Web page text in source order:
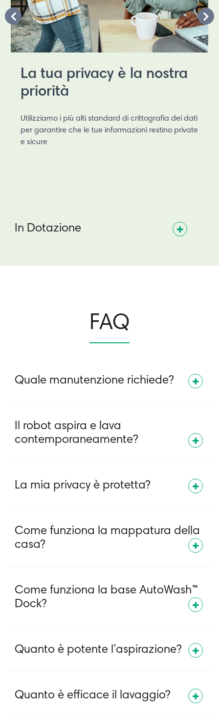
La tua privacy è la nostra
priorità
Utilizziamo i più alti standard di crittografia dei dati
per garantire che le tue informazioni restino private
e sicure
In Dotazione
FAQ
Quale manutenzione richiede?
Il robot aspira e lava
contemporaneamente?
La mia privacy è protetta?
Come funziona la mappatura della
casa?
Come funziona la base AutoWash™
Dock?
Quanto è potente l’aspirazione?
Quanto è efficace il lavaggio?